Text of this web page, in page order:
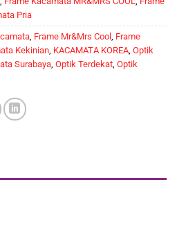
Pria
Frame Mr&Mrs Cool
Frame
Kekinian KACAMATA KOREA Optik
Surabaya Optik Terdekat Optik